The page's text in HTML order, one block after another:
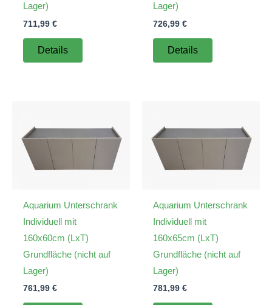
Lager)
711,99 €
Details
Lager)
726,99 €
Details
Aquarium Unterschrank
Individuell mit
160x60cm (LxT)
Grundfläche (nicht auf
Lager)
761,99 €
Aquarium Unterschrank
Individuell mit
160x65cm (LxT)
Grundfläche (nicht auf
Lager)
781,99 €